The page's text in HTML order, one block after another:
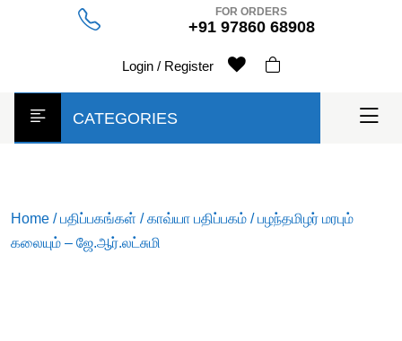
FOR ORDERS
+91 97860 68908
Login / Register
CATEGORIES
Home /பதிப்பகங்கள் /காவ்யா பதிப்பகம் / பழந்தமிழர் மரபும்
கலையும் – ஜே.ஆர்.லட்சுமி